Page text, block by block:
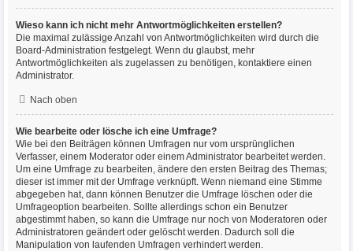
Wieso kann ich nicht mehr Antwortmöglichkeiten erstellen?
Die maximal zulässige Anzahl von Antwortmöglichkeiten wird durch die
Board-Administration festgelegt. Wenn du glaubst, mehr
Antwortmöglichkeiten als zugelassen zu benötigen, kontaktiere einen
Administrator.
Nach oben
Wie bearbeite oder lösche ich eine Umfrage?
Wie bei den Beiträgen können Umfragen nur vom ursprünglichen
Verfasser, einem Moderator oder einem Administrator bearbeitet werden.
Um eine Umfrage zu bearbeiten, ändere den ersten Beitrag des Themas;
dieser ist immer mit der Umfrage verknüpft. Wenn niemand eine Stimme
abgegeben hat, dann können Benutzer die Umfrage löschen oder die
Umfrageoption bearbeiten. Sollte allerdings schon ein Benutzer
abgestimmt haben, so kann die Umfrage nur noch von Moderatoren oder
Administratoren geändert oder gelöscht werden. Dadurch soll die
Manipulation von laufenden Umfragen verhindert werden.